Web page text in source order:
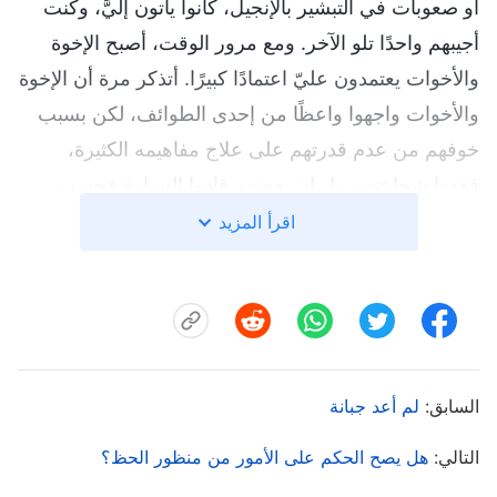
أو صعوبات في التبشير بالإنجيل، كانوا يأتون إليَّ، وكنت
أجيبهم واحدًا تلو الآخر. ومع مرور الوقت، أصبح الإخوة
والأخوات يعتمدون عليّ اعتمادًا كبيرًا. أتذكر مرة أن الإخوة
والأخوات واجهوا واعظًا من إحدى الطوائف، لكن بسبب
خوفهم من عدم قدرتهم على علاج مفاهيمه الكثيرة،
ليبحثوا عني ويطلبوا مني أن أذهب معهم. فكرت في
أم سيئ؟" شعرت ببعض الانزعاج، وفكرت: "هل يُعقل
على هذا النحو، ألن أكون قد جلبت الإخوة والأخوات إليّ
شخصية الله!" لكن حينها فكرت: "إذا لم أقد الإخوة
اقرأ المزيد
السابق: لم أعد جبانة
التالي: هل يصح الحكم على الأمور من منظور الحظ؟